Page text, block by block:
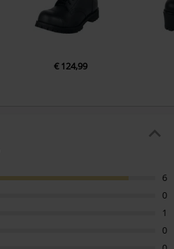
€ 124,99
6
0
1
0